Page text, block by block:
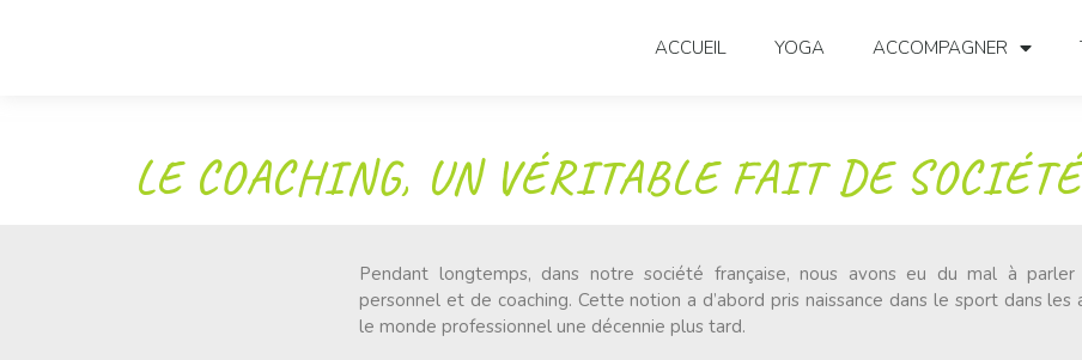
ACCUEIL YOGA ACCOMPAGNER
LE COACHING, UN VÉRITABLE FAIT DE
Pendant longtemps, dans notre société française, nous avons eu du mal à
personnel et de coaching. Cette notion a d’abord pris naissance dans le sport dans les
le monde professionnel une décennie plus tard.